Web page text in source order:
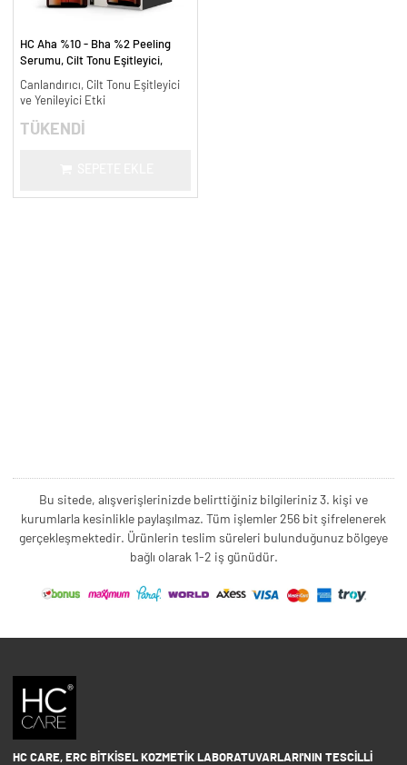
HC Aha %10 - Bha %2 Peeling
Serumu, Cilt Tonu Eşitleyici,
Canlandırıcı, Cilt Tonu Eşitleyici
ve Yenileyici Etki
TÜKENDİ
Bu sitede, alışverişlerinizde belirttiğiniz bilgileriniz 3. kişi ve
kurumlarla kesinlikle paylaşılmaz. Tüm işlemler 256 bit şifrelenerek
gerçekleşmektedir. Ürünlerin teslim süreleri bulunduğunuz bölgeye
bağlı olarak 1-2 iş günüdür.
HC CARE, ERC BITKISEL KOZMETIK LABORATUVARLARI'NIN TESCILLI